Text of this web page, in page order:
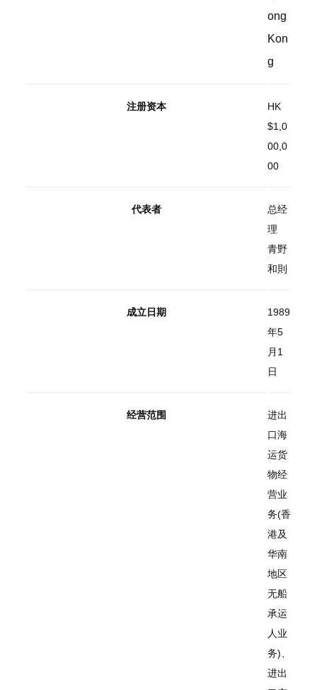
ong
Kon
g
注册资本
HK
$1,0
00,0
00
代表者
总经
理
青野
和則
成立日期
1989
年5
月1
日
经营范围
进出
口海
运货
物经
营业
务(香
港及
华南
地区
无船
承运
人业
务)、
进出